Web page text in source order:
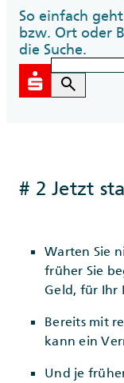
So einfach
bzw. Ort oder
die Suche.
search
# 2 Jetzt
Warten Sie
früher Sie
Geld, für Ihr
Bereits mit
kann ein
Und je